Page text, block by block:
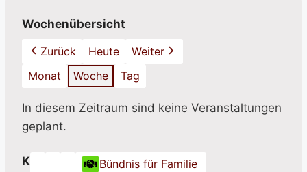
Wochenübersicht
Zurück
Heute
Weiter
Monat
Woche Tag
In diesem Zeitraum sind keine Veranstaltungen
geplant.
K
Bündnis für Familie